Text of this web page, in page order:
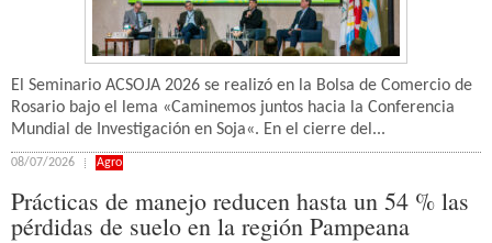
El Seminario ACSOJA 2026 se realizó en la Bolsa de Comercio de
Rosario bajo el lema «Caminemos juntos hacia la Conferencia
Mundial de Investigación en Soja«. En el cierre del...
08/07/2026 Agro
Prácticas de manejo reducen hasta un 54 % las
pérdidas de suelo en la región Pampeana